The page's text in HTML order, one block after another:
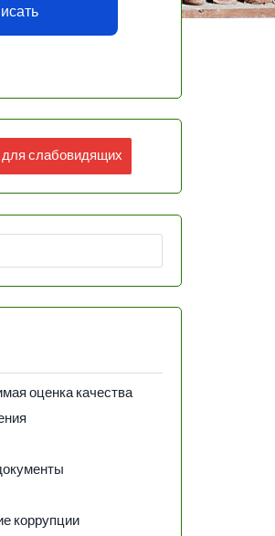
слабовидящих
оценка качества
коррупции